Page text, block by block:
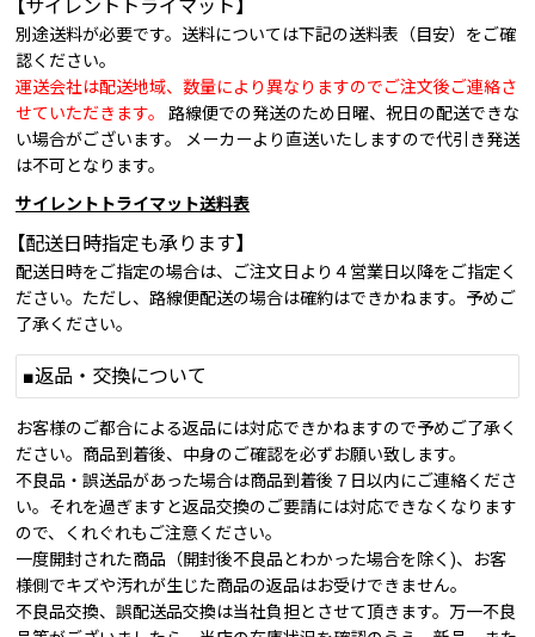
【サイレントトライマット】
別途送料が必要です。送料については下記の送料表（目安）をご確
認ください。
運送会社は配送地域、数量により異なりますのでご注文後ご連絡さ
せていただきます。
路線便での発送のため日曜、祝日の配送できな
い場合がございます。 メーカーより直送いたしますので代引き発送
は不可となります。
サイレントトライマット送料表
【配送日時指定も承ります】
配送日時をご指定の場合は、ご注文日より４営業日以降をご指定く
ださい。ただし、路線便配送の場合は確約はできかねます。予めご
了承ください。
■返品・交換について
お客様のご都合による返品には対応できかねますので予めご了承く
ださい。商品到着後、中身のご確認を必ずお願い致します。
不良品・誤送品があった場合は商品到着後７日以内にご連絡くださ
い。それを過ぎますと返品交換のご要請には対応できなくなります
ので、くれぐれもご注意ください。
一度開封された商品（開封後不良品とわかった場合を除く)、お客
様側でキズや汚れが生じた商品の返品はお受けできません。
不良品交換、誤配送品交換は当社負担とさせて頂きます。万一不良